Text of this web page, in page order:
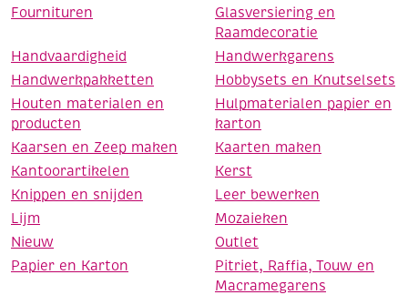
Fournituren
Glasversiering en
Raamdecoratie
Handvaardigheid
Handwerkgarens
Handwerkpakketten
Hobbysets en Knutselsets
Houten materialen en
producten
Hulpmaterialen papier en
karton
Kaarsen en Zeep maken
Kaarten maken
Kantoorartikelen
Kerst
Knippen en snijden
Leer bewerken
Lijm
Mozaieken
Nieuw
Outlet
Papier en Karton
Pitriet, Raffia, Touw en
Macramegarens